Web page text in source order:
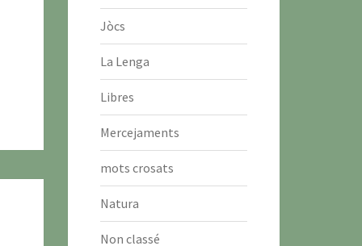
Jòcs
La Lenga
Libres
Mercejaments
mots crosats
Natura
Non classé